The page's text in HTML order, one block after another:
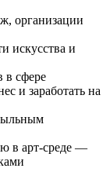
организации
искусства и
в сфере
и заработать на
в арт-среде —